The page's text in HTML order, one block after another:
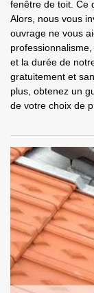
fenêtre de toit. Ce
Alors, nous vous
ouvrage ne vous
et la durée de
gratuitement et
plus, obtenez un
de votre choix de